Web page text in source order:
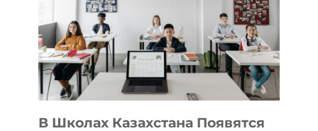
BY
MOST
—
МЕЖДУНАРОДНУЮ
ПРОГРАММУ
ДЛЯ
ТЕХНОЛОГИЧЕСКИХ
В Школах Казахстана Появятся